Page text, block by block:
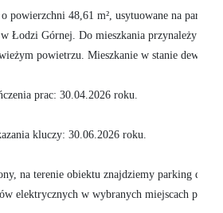
powierzchni 48,61 m², usytuowane na
Łodzi Górnej. Do mieszkania przynależy
powietrzu. Mieszkanie w stanie
prac: 30.04.2026 roku.
kluczy: 30.06.2026 roku.
na terenie obiektu znajdziemy parking dla